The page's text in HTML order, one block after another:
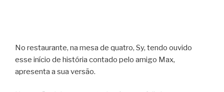
No restaurante, na mesa de quatro, Sy, tendo ouvido
esse início de história contado pelo amigo Max,
apresenta a sua versão.